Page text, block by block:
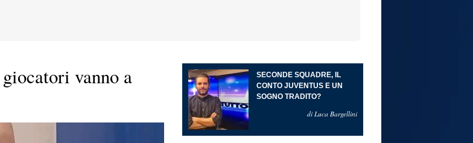
vanno a
SECONDE SQUADRE, IL
CONTO JUVENTUS E UN
SOGNO TRADITO?
di Luca Bargellini